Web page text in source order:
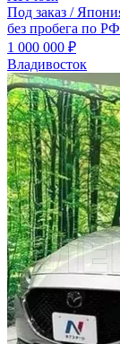
Под заказ /
без пробега по РФ
1 000 000 ₽
Владивосток